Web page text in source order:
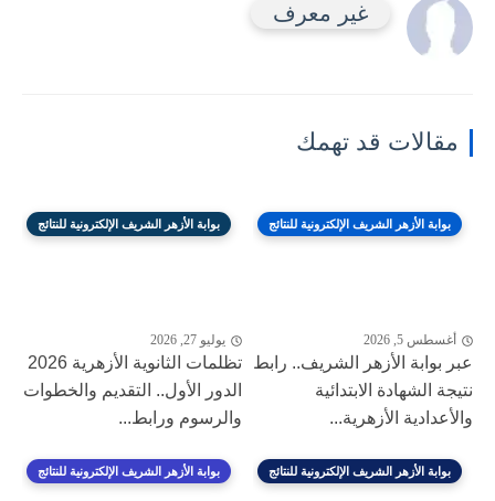
غير معرف
مقالات قد تهمك
بوابة الأزهر الشريف الإلكترونية للنتائج
أغسطس 5, 2026
عبر بوابة الأزهر الشريف.. رابط
نتيجة الشهادة الابتدائية
والأعدادية الأزهرية...
بوابة الأزهر الشريف الإلكترونية للنتائج
يوليو 27, 2026
تظلمات الثانوية الأزهرية 2026
الدور الأول.. التقديم والخطوات
والرسوم ورابط...
بوابة الأزهر الشريف الإلكترونية للنتائج بوابة الأزهر الشريف الإلكترونية للنتائج